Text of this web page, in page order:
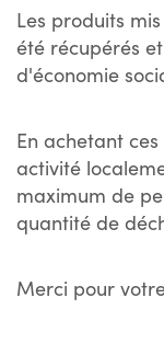
Les produits
été récupérés
d'économie
En achetant
activité
maximum de
quantité de
Merci pour